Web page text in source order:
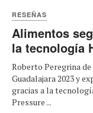
RESEÑAS
Alimentos
la tecnología
Roberto Peregrina
Guadalajara 2023 y
gracias a la
Pressure ...